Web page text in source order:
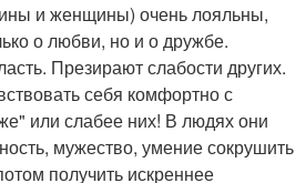
и женщины) очень лояльны,
о любви, но и о дружбе.
Презирают слабости других.
себя комфортно с
или слабее них! В людях они
мужество, умение сокрушить
получить искреннее